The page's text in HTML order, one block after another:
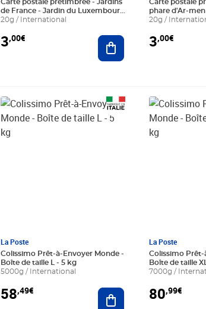
Carte postale prétimbrée - Jardins
de France - Jardin du Luxembourg
- International
20g / International
3,00€ Ajouter au panier
Carte postale
phare d'Ar-
20g /
3,00€
La Poste
Colissimo Prêt-à-Envoyer Monde -
Boîte de taille L - 5 kg
5000g / International
58,49€
Prix 58,49€
Ajouter au panier
La Poste
Colissimo Prêt-
Boîte de taille
7000g /
80,99€
Prix 80,99€